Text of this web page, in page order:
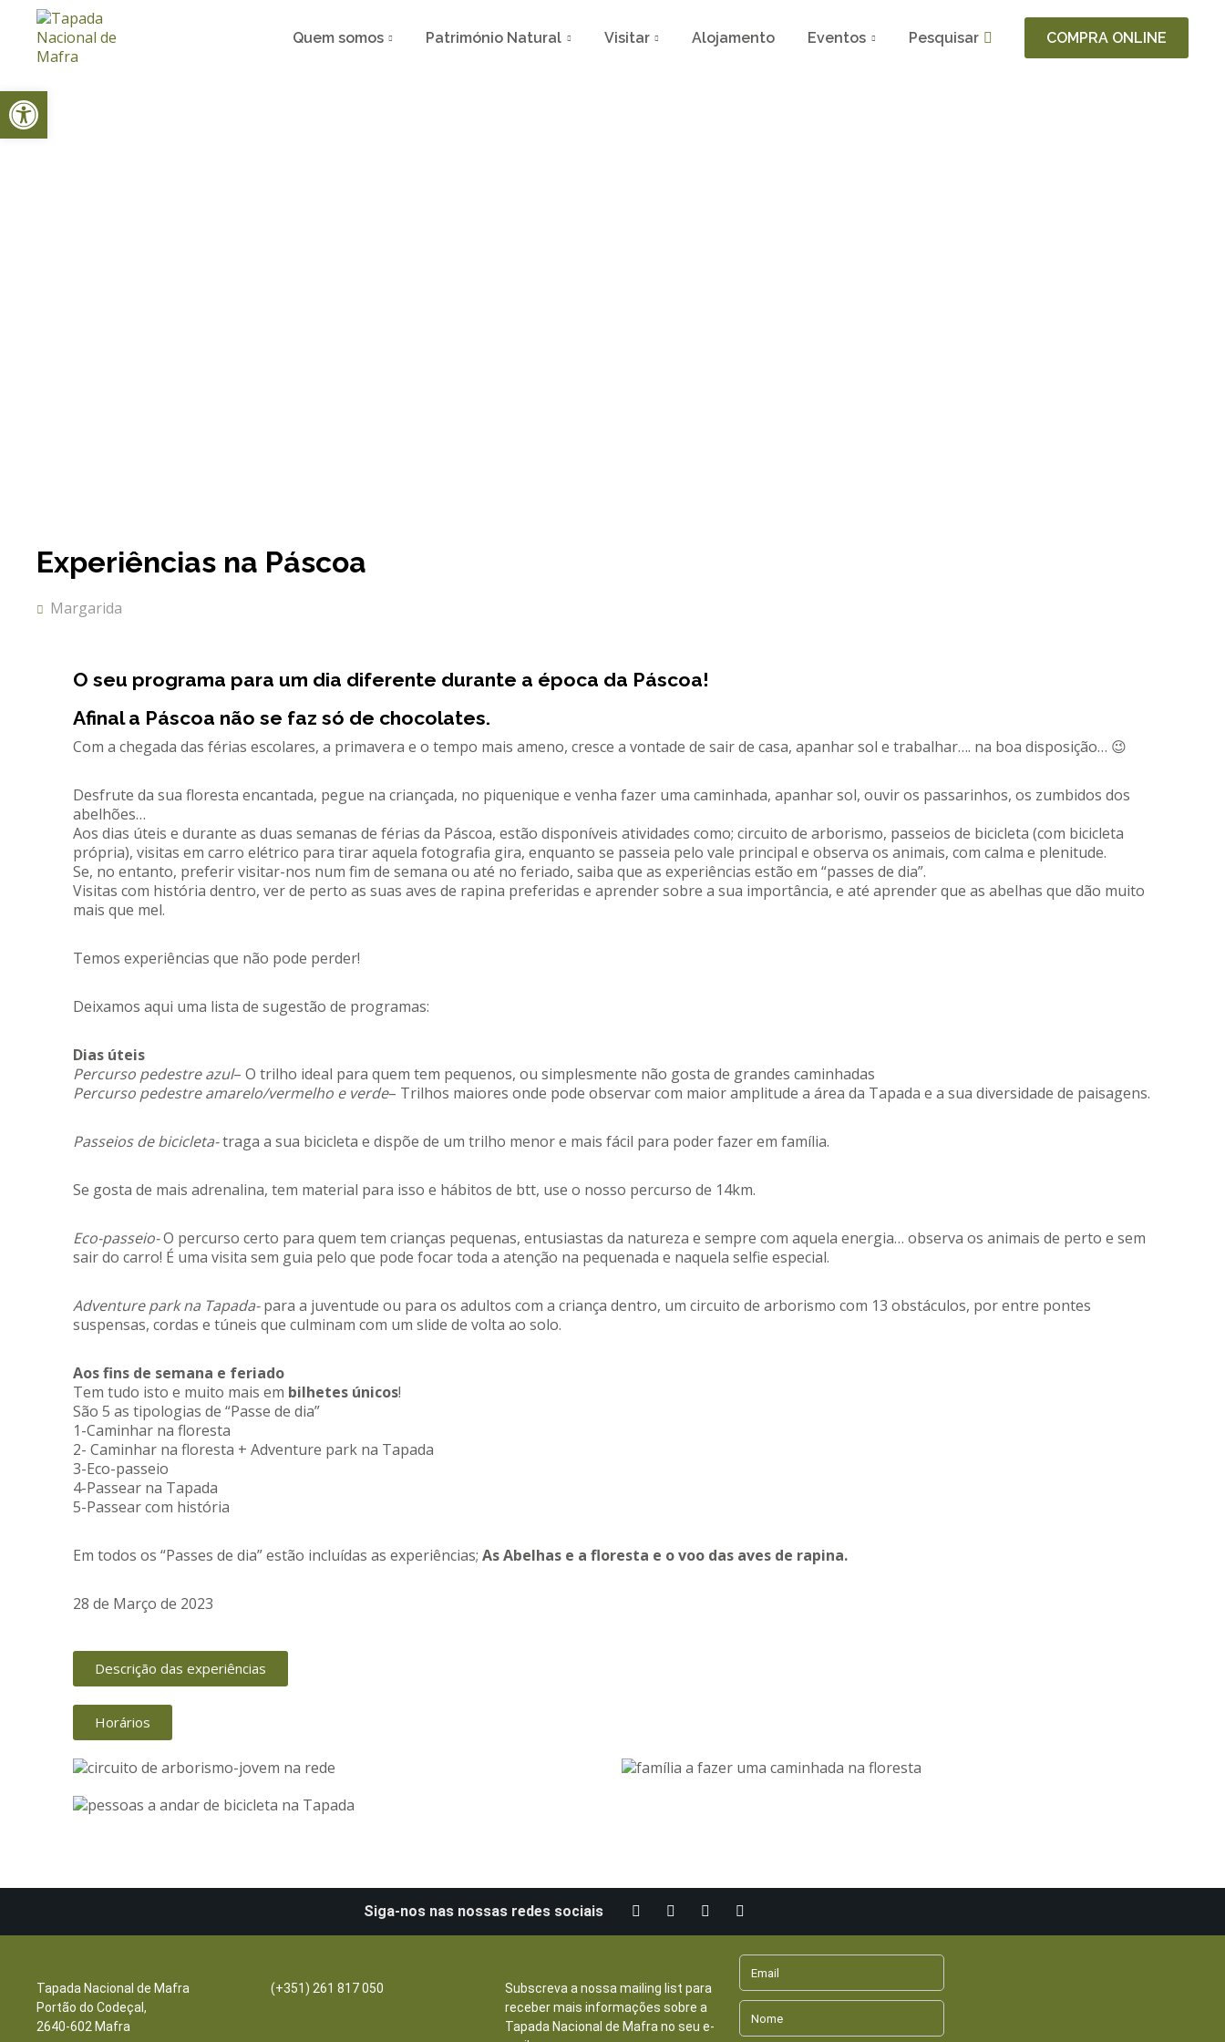
Quem somos Património Natural Visitar Alojamento Eventos Pesquisar COMPRA ONLINE
Experiências na Páscoa
Margarida
O seu programa para um dia diferente durante a época da Páscoa!
Afinal a Páscoa não se faz só de chocolates.
Com a chegada das férias escolares, a primavera e o tempo mais ameno, cresce a vontade de sair de casa, apanhar sol e trabalhar…. na boa disposição… 😉
Desfrute da sua floresta encantada, pegue na criançada, no piquenique e venha fazer uma caminhada, apanhar sol, ouvir os passarinhos, os zumbidos dos
abelhões…
Aos dias úteis e durante as duas semanas de férias da Páscoa, estão disponíveis atividades como; circuito de arborismo, passeios de bicicleta (com bicicleta
própria), visitas em carro elétrico para tirar aquela fotografia gira, enquanto se passeia pelo vale principal e observa os animais, com calma e plenitude.
Se, no entanto, preferir visitar-nos num fim de semana ou até no feriado, saiba que as experiências estão em “passes de dia”.
Visitas com história dentro, ver de perto as suas aves de rapina preferidas e aprender sobre a sua importância, e até aprender que as abelhas que dão muito
mais que mel.
Temos experiências que não pode perder!
Deixamos aqui uma lista de sugestão de programas:
Dias úteis
Percurso pedestre azul– O trilho ideal para quem tem pequenos, ou simplesmente não gosta de grandes caminhadas
Percurso pedestre amarelo/vermelho e verde– Trilhos maiores onde pode observar com maior amplitude a área da Tapada e a sua diversidade de paisagens.
Passeios de bicicleta-traga a sua bicicleta e dispõe de um trilho menor e mais fácil para poder fazer em família.
Se gosta de mais adrenalina, tem material para isso e hábitos de btt, use o nosso percurso de 14km.
Eco-passeio-O percurso certo para quem tem crianças pequenas, entusiastas da natureza e sempre com aquela energia… observa os animais de perto e sem
sair do carro! É uma visita sem guia pelo que pode focar toda a atenção na pequenada e naquela selfie especial.
Adventure park na Tapada-para a juventude ou para os adultos com a criança dentro, um circuito de arborismo com 13 obstáculos, por entre pontes
suspensas, cordas e túneis que culminam com um slide de volta ao solo.
Aos fins de semana e feriado
Tem tudo isto e muito mais em bilhetes únicos!
São 5 as tipologias de “Passe de dia”
1-Caminhar na floresta
2- Caminhar na floresta + Adventure park na Tapada
3-Eco-passeio
4-Passear na Tapada
5-Passear com história
Em todos os “Passes de dia” estão incluídas as experiências; As Abelhas e a floresta e o voo das aves de rapina.
28 de Março de 2023
Descrição das experiências
Horários
Siga-nos nas nossas redes sociais
Tapada Nacional de Mafra
Portão do Codeçal,
2640-602 Mafra
(+351) 261 817 050
Subscreva a nossa mailing list para
receber mais informações sobre a
Tapada Nacional de Mafra no seu e-
Open toolbar